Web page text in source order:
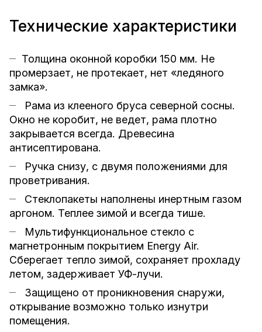
Технические характеристики
Толщина оконной коробки 150 мм. Не
промерзает, не протекает, нет «ледяного
замка».
Рама из клееного бруса северной сосны.
Окно не коробит, не ведет, рама плотно
закрывается всегда. Древесина
антисептирована.
Ручка снизу, с двумя положениями для
проветривания.
Стеклопакеты наполнены инертным газом
аргоном. Теплее зимой и всегда тише.
Мультифункциональное стекло с
магнетронным покрытием Energy Air.
Сберегает тепло зимой, сохраняет прохладу
летом, задерживает УФ-лучи.
Защищено от проникновения снаружи,
открывание возможно только изнутри
помещения.